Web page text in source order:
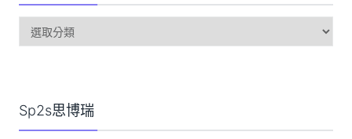
sp2s
子
Sp2s思博瑞